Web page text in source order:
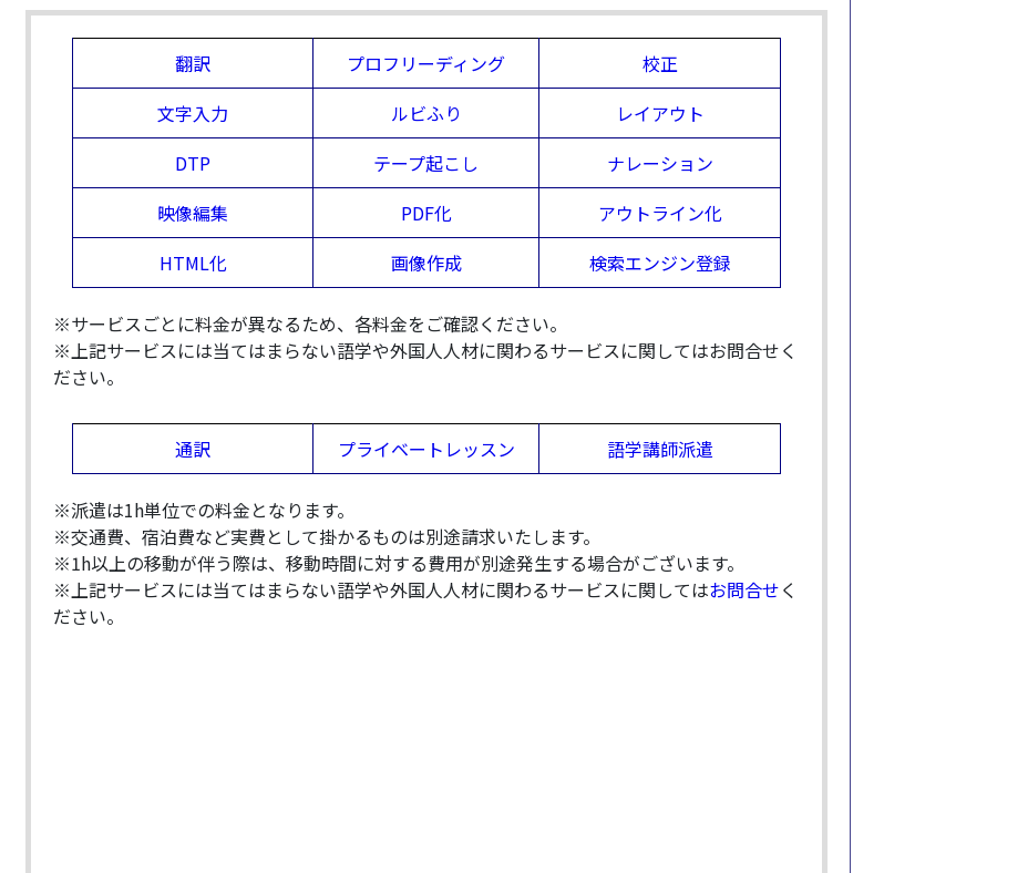
翻訳 プロフリーディング
校正
文字入力
ルビふり
レイアウト
DTP
テープ起こし
ナレーション
映像編集
PDF化
アウトライン化
HTML化
画像作成 検索エンジン登録
※サービスごとに料金が異なるため、各料金をご確認ください。
※上記サービスには当てはまらない語学や外国人人材に関わるサービスに関してはお問合せく
ださい。
通訳 プライベートレッスン 語学講師派遣
※派遣は1h単位での料金となります。
※交通費、宿泊費など実費として掛かるものは別途請求いたします。
※1h以上の移動が伴う際は、移動時間に対する費用が別途発生する場合がございます。
※上記サービスには当てはまらない語学や外国人人材に関わるサービスに関してはお問合せく
ださい。